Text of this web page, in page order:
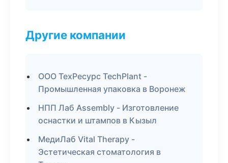
Другие компании
ООО ТехРесурс TechPlant -
Промышленная упаковка в Воронеж
НПП Лаб Assembly - Изготовление
оснастки и штампов в Кызыл
МедиЛаб Vital Therapy -
Эстетическая стоматология в